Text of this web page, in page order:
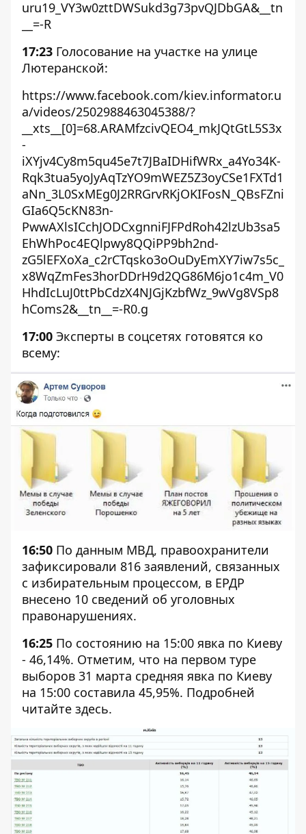
uru19_VY3w0zttDWSukd3g73pvQJDbGA&__tn
__=-R
17:23 Голосование на участке на улице
Лютеранской:
https://www.facebook.com/kiev.informator.u
a/videos/2502988463045388/?
__xts__[0]=68.ARAMfzcivQEO4_mkJQtGtL5S3x
-
iXYjv4Cy8m5qu45e7t7JBaIDHifWRx_a4Yo34K-
Rqk3tua5yoJyAqTzYO9mWEZ5Z3oyCSe1FXTd1
aNn_3L0SxMEg0J2RRGrvRKjOKIFosN_QBsFZni
GIa6Q5cKN83n-
PwwAXlsICchJODCxgnniFJFPdRoh42lzUb3sa5
EhWhPoc4EQlpwy8QQiPP9bh2nd-
zG5lEFXoXa_c2rCTqsko3oOuDyEmXY7iw7s5c_
x8WqZmFes3horDDrH9d2QG86M6jo1c4m_V0
HhdIcLuJ0ttPbCdzX4NJGjKzbfWz_9wVg8VSp8
hComs2&__tn__=-R0.g
17:00 Эксперты в соцсетях готовятся ко
всему:
16:50 По данным МВД, правоохранители
зафиксировали 816 заявлений, связанных
с избирательным процессом, в ЕРДР
внесено 10 сведений об уголовных
правонарушениях.
16:25 По состоянию на 15:00 явка по Киеву
- 46,14%. Отметим, что на первом туре
выборов 31 марта средняя явка по Киеву
на 15:00 составила 45,95%. Подробней
читайте здесь.